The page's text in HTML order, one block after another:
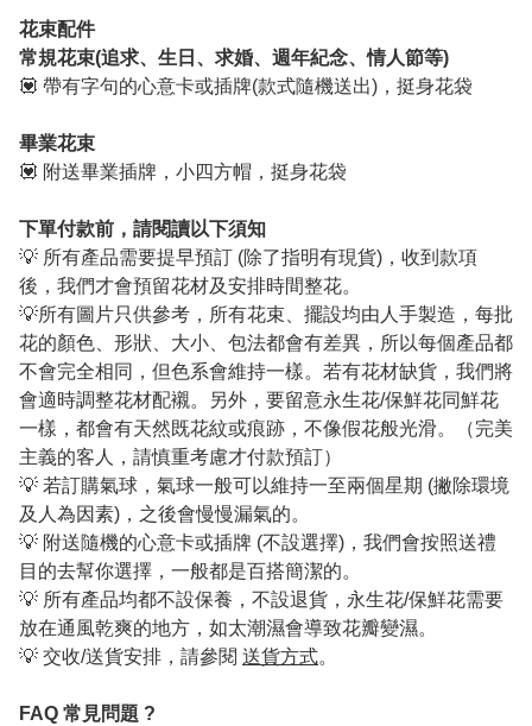
花束配件
常規花束(追求、生日、求婚、週年紀念、情人節等)
💟 帶有字句的心意卡或插牌(款式隨機送出)，挺身花袋
畢業花束
💟 附送畢業插牌，小四方帽，挺身花袋
下單付款前，請閱讀以下須知
💡 所有產品需要提早預訂 (除了指明有現貨)，收到款項
後，我們才會預留花材及安排時間整花。
💡所有圖片只供參考，所有花束、擺設均由人手製造，每批
花的顏色、形狀、大小、包法都會有差異，所以每個產品都
不會完全相同，但色系會維持一樣。若有花材缺貨，我們將
會適時調整花材配襯。另外，要留意永生花/保鮮花同鮮花
一樣，都會有天然既花紋或痕跡，不像假花般光滑。（完美
主義的客人，請慎重考慮才付款預訂）
💡 若訂購氣球，氣球一般可以維持一至兩個星期 (撇除環境
及人為因素)，之後會慢慢漏氣的。
💡 附送隨機的心意卡或插牌 (不設選擇)，我們會按照送禮
目的去幫你選擇，一般都是百搭簡潔的。
💡 所有產品均都不設保養，不設退貨，永生花/保鮮花需要
放在通風乾爽的地方，如太潮濕會導致花瓣變濕。
💡 交收/送貨安排，請參閱 送貨方式。
FAQ 常見問題 ?